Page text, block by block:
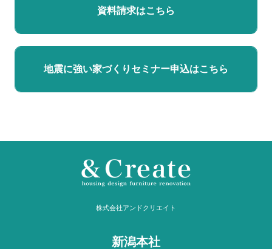
資料請求はこちら
地震に強い家づくりセミナー申込はこちら
株式会社アンドクリエイト
新潟本社